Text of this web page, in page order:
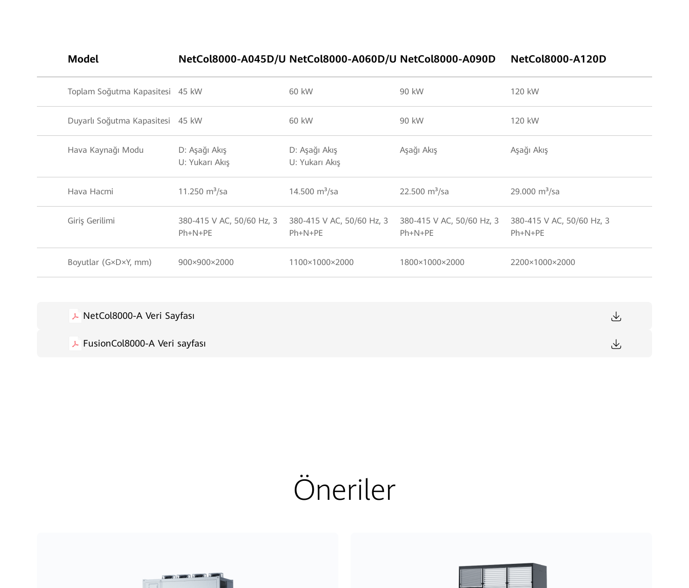
Model NetCol8000-A045D/U NetCol8000-A060D/U NetCol8000-A090D NetCol8000-A120D
Toplam Soğutma Kapasitesi 45 kW 60 kW 90 kW 120 kW
Duyarlı Soğutma Kapasitesi 45 kW 60 kW 90 kW 120 kW
Hava Kaynağı Modu
D: Aşağı Akış
U: Yukarı Akış
D: Aşağı Akış
U: Yukarı Akış
Aşağı Akış Aşağı Akış
Hava Hacmi 11.250 m³/sa 14.500 m³/sa 22.500 m³/sa 29.000 m³/sa
Giriş Gerilimi
380-415 V AC, 50/60 Hz, 3
Ph+N+PE
380-415 V AC, 50/60 Hz, 3
Ph+N+PE
380-415 V AC, 50/60 Hz, 3
Ph+N+PE
380-415 V AC, 50/60 Hz, 3
Ph+N+PE
Boyutlar (G×D×Y, mm) 900×900×2000 1100×1000×2000 1800×1000×2000 2200×1000×2000
NetCol8000-A Veri Sayfası
FusionCol8000-A Veri sayfası
Öneriler